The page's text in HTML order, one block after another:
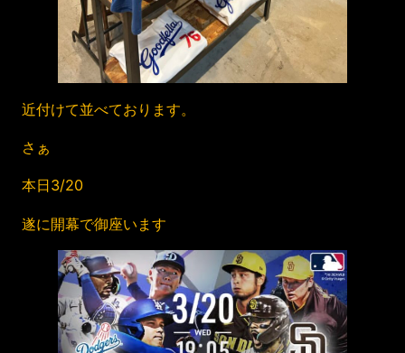
近付けて並べております。
さぁ
本日3/20
遂に開幕で御座います